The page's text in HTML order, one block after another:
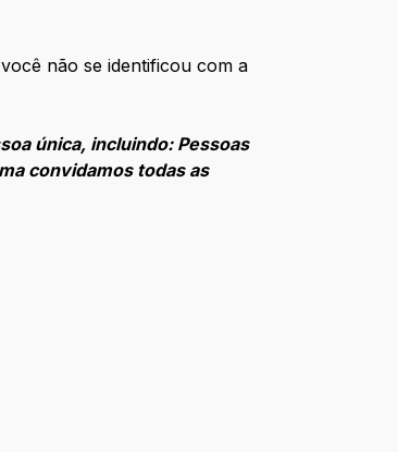
não se identificou com a
única, incluindo: Pessoas
convidamos todas as